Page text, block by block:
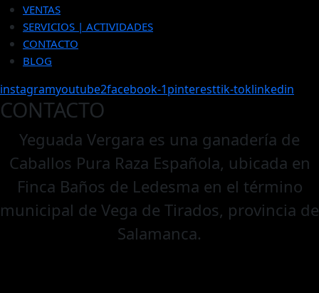
VENTAS
SERVICIOS | ACTIVIDADES
CONTACTO
BLOG
instagramyoutube2facebook-1pinteresttik-toklinkedin
CONTACTO
Yeguada Vergara es una ganadería de
Caballos Pura Raza Española, ubicada en
Finca Baños de Ledesma en el término
municipal de Vega de Tirados, provincia de
Salamanca.